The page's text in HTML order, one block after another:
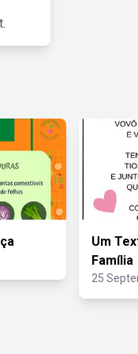
Um
Família
25